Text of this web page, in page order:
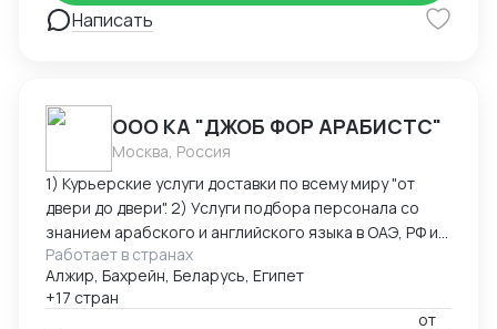
Написать
ООО КА "ДЖОБ ФОР АРАБИСТС"
Москва, Россия
1) Курьерские услуги доставки по всему миру "от
двери до двери". 2) Услуги подбора персонала со
знанием арабского и английского языка в ОАЭ, РФ и
странах Ближнего Востока. 3) Услуги поиска бизнес-
партнеров на Ближнем Востоке 4) Услуги устного и
письменного перевода арабский-английский-
Работает в странах
Алжир, Бахрейн, Беларусь, Египет
+17 стран
от